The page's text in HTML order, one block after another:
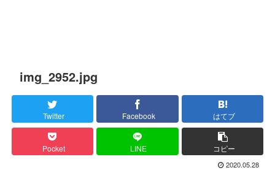
img_2952.jpg
Twitter Facebook はてブ
Pocket LINE コピー
2020.05.28